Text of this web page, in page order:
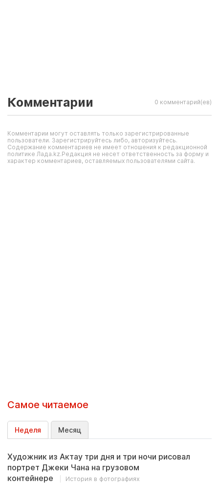
Комментарии 0 комментарий(ев)
Комментарии могут оставлять только зарегистрированные
пользователи. Зарегистрируйтесь либо, авторизуйтесь.
Содержание комментариев не имеет отношения к редакционной
политике Лада.kz.Редакция не несет ответственность за форму и
характер комментариев, оставляемых пользователями сайта.
Самое читаемое
Неделя Месяц
Художник из Актау три дня и три ночи рисовал
портрет Джеки Чана на грузовом
контейнере
История в фотографиях